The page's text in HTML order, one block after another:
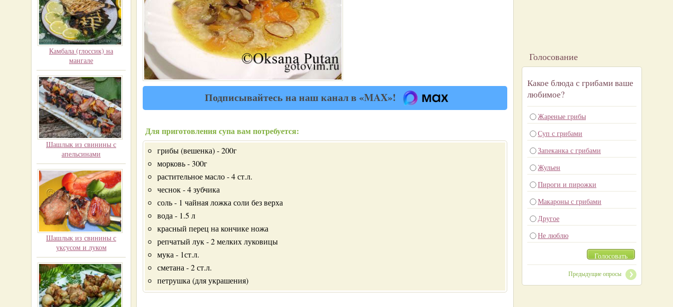
Камбала (глоссик) на
мангале
Шашлык из свинины с
апельсинами
Шашлык из свинины с
уксусом и луком
Подписывайтесь на наш канал в «MAX»!
Для приготовления супа вам потребуется:
грибы (вешенка) - 200г
морковь - 300г
растительное масло - 4 ст.л.
чеснок - 4 зубчика
соль - 1 чайная ложка соли без верха
вода - 1.5 л
красный перец на кончике ножа
репчатый лук - 2 мелких луковицы
мука - 1ст.л.
сметана - 2 ст.л.
петрушка (для украшения)
Голосование
Какое блюда с грибами ваше
любимое?
Жареные грибы
Суп с грибами
Запеканка с грибами
Жульен
Пироги и пирожки
Макароны с грибами
Другое
Не люблю
Голосовать
Предыдущие опросы